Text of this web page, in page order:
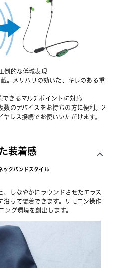
倒的な低域表現
。メリハリの効いた、キレのある重
きるマルチポイントに対応
数のデバイスをお持ちの方に便利。2
レス接続でお使いいただけます。
装着感
ックバンドスタイル
、しなやかにラウンドさせたエラス
沿って装着できます。リモコン操作
グ環境を創出します。